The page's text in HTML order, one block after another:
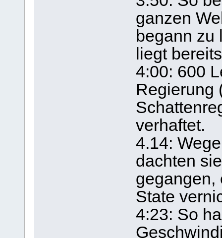
ganzen
begann zu
liegt
4:00: 600
Regierung
verhaftet.
4.14:
dachten
gegangen,
State
4:23: So